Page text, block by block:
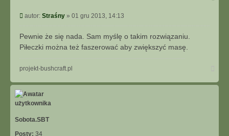
Post
autor: Straśny » 01 gru 2013, 14:13
Pewnie że się nada. Sam myślę o takim rozwiązaniu.
Piłeczki można też faszerować aby zwiększyć masę.
projekt-bushcraft.pl
górę
Sobota.SBT
Posty: 34